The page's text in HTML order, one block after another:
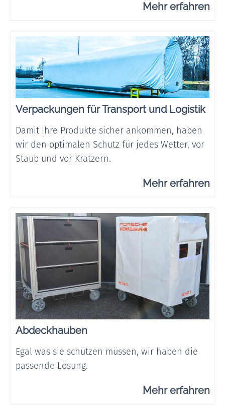
Mehr erfahren
Verpackungen für Transport und Logistik
Damit Ihre Produkte sicher ankommen, haben
wir den optimalen Schutz für jedes Wetter, vor
Staub und vor Kratzern.
Mehr erfahren
Abdeckhauben
Egal was sie schützen müssen, wir haben die
passende Lösung.
Mehr erfahren